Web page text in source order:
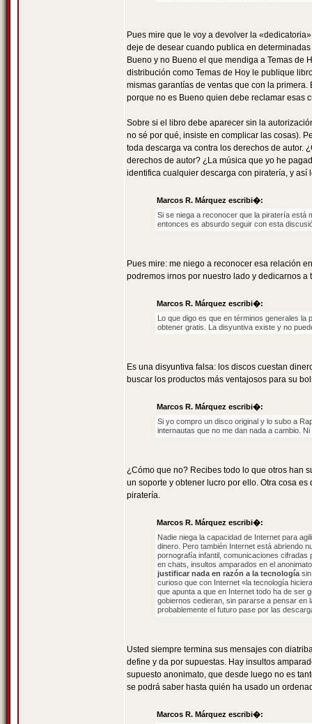
Pues mire que le voy a devolver la
deje de desear cuando publica en
Bueno y no Bueno el que mendiga a Temas de
distribución como Temas de Hoy le publique
mismas garantías de ventas que con la
porque no es Bueno quien debe reclamar esas
Sobre si el libro debe aparecer sin la
no sé por qué, insiste en complicar las cosas).
toda descarga va contra los derechos de autor.
derechos de autor? ¿La música que yo he
identifica cualquier descarga con piratería, y
Marcos R. Márquez escribi�:
Si se niega a reconocer que la piratería está
entonces es absurdo seguir con esta
Pues mire: me niego a reconocer esa relación
podremos irnos por nuestro lado y dedicarnos a
Marcos R. Márquez escribi�:
Lo que digo es que en términos generales
obtener gratis. La disyuntiva existe y no
Es una disyuntiva falsa: los discos cuestan
buscar los productos más ventajosos para su
Marcos R. Márquez escribi�:
Si yo compro un disco original y lo subo a
internautas que no me dan nada a cambio.
¿Cómo que no? Recibes todo lo que otros han
un soporte y obtener lucro por ello. Otra cosa
piratería.
Marcos R. Márquez escribi�:
Nadie niega la capacidad de Internet para
dinero. Pero también Internet está abriendo
pornografía infantil, comunicaciones
en chats, insultos amparados en el
justificar nada en razón a la tecnología
curioso que con Internet «la tecnología
que apunta a que en Internet todo ha de ser
gobiernos cedieran, sin pararse a pensar en
probablemente el futuro pase por las
Usted siempre termina sus mensajes con
define y da por supuestas. Hay insultos
supuesto anonimato, que desde luego no es
se podrá saber hasta quién ha usado un
Marcos R. Márquez escribi�: